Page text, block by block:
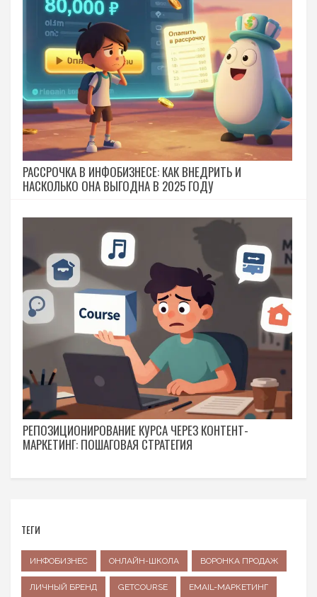
РАССРОЧКА В ИНФОБИЗНЕСЕ: КАК ВНЕДРИТЬ И
НАСКОЛЬКО ОНА ВЫГОДНА В 2025 ГОДУ
РЕПОЗИЦИОНИРОВАНИЕ КУРСА ЧЕРЕЗ КОНТЕНТ-
МАРКЕТИНГ: ПОШАГОВАЯ СТРАТЕГИЯ
ТЕГИ
ИНФОБИЗНЕС ОНЛАЙН-ШКОЛА ВОРОНКА ПРОДАЖ
ЛИЧНЫЙ БРЕНД GETCOURSE EMAIL-МАРКЕТИНГ